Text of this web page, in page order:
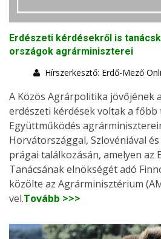
Erdészeti kérdésekről is
országok agrárminiszterei
Hírszerkesztő: Erdő-Mező
A Közös Agrárpolitika jövőjének
erdészeti kérdések voltak a főbb
Együttműködés
Horvátországgal, Szlovéniával
prágai találkozásán, amelyen az
Tanácsának elnökségét adó
közölte az Agrárminisztérium
vel.Tovább >>>